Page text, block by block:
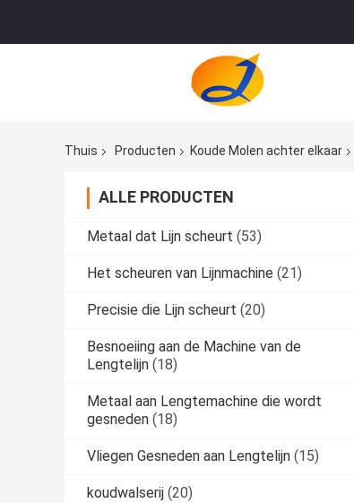
Thuis Producten Koude Molen achter elkaar
ALLE PRODUCTEN
Metaal dat Lijn scheurt (53)
Het scheuren van Lijnmachine (21)
Precisie die Lijn scheurt (20)
Besnoeiing aan de Machine van de
Lengtelijn (18)
Metaal aan Lengtemachine die wordt
gesneden (18)
Vliegen Gesneden aan Lengtelijn (15)
koudwalserij (20)